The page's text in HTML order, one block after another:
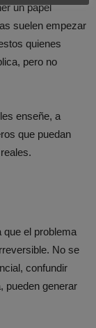
un papel
suelen empezar
quienes
pero no
enseñe, a
que puedan
que el problema
No se
confundir
pueden generar